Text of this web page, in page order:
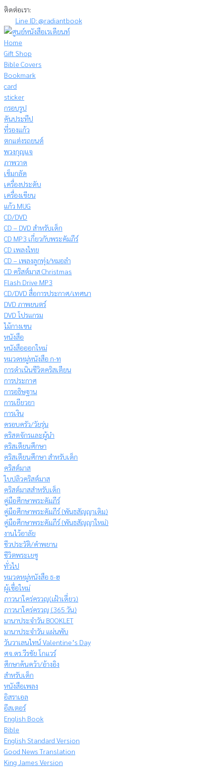
Skip
content
ติดต่อเรา:
Line ID: @radiantbook
Home
Gift Shop
Bible Covers
Bookmark
card
sticker
กรอบรูป
คันประทีป
ที่รองแก้ว
ตกแต่งรถยนต์
พวงกุญแจ
ภาพวาด
เข็มกลัด
เครื่องประดับ
เครื่องเขียน
แก้ว MUG
CD/DVD
CD – DVD สำหรับเด็ก
CD MP3 เกี่ยวกับพระคัมภีร์
CD เพลงไทย
CD – เพลงลูกทุ่ง/หมอลำ
CD คริสต์มาส Christmas
Flash Drive MP3
CD/DVD สื่อการประกาศ/เทศนา
DVD ภาพยนตร์
DVD โปรแกรม
ไม้กางเขน
หนังสือ
หนังสือออกใหม่
หมวดหมู่หนังสือ ก-ท
การดำเนินชีวิตคริสเตียน
การประกาศ
การอธิษฐาน
การเยียวยา
การเงิน
ครอบครัว/วัยรุ่น
คริสตจักรและผู้นำ
คริสเตียนศึกษา
คริสเตียนศึกษา สำหรับเด็ก
คริสต์มาส
ใบปลิวคริสต์มาส
คริสต์มาสสำหรับเด็ก
คู่มือศึกษาพระคัมภีร์
คู่มือศึกษาพระคัมภีร์ (พันธสัญญาเดิม)
คู่มือศึกษาพระคัมภีร์ (พันธสัญญาใหม่)
งานไว้อาลัย
ชีวประวัติ/คำพยาน
ชีวิตพระเยซู
ทั่วไป
หมวดหมู่หนังสือ ธ-ฮ
ผู้เชื่อใหม่
ภาวนาใคร่ครวญ(เฝ้าเดี่ยว)
ภาวนาใคร่ครวญ (365 วัน)
มานาประจำวัน BOOKLET
มานาประจำวัน แผ่นพับ
วันวาเลนไทน์ Valentine’s Day
ศจ.ดร.วีรชัย โกแวร์
ศึกษาค้นคว้า/อ้างอิง
สำหรับเด็ก
หนังสือเพลง
อิสราเอล
อีสเตอร์
English Book
Bible
English Standard Version
Good News Translation
King James Version